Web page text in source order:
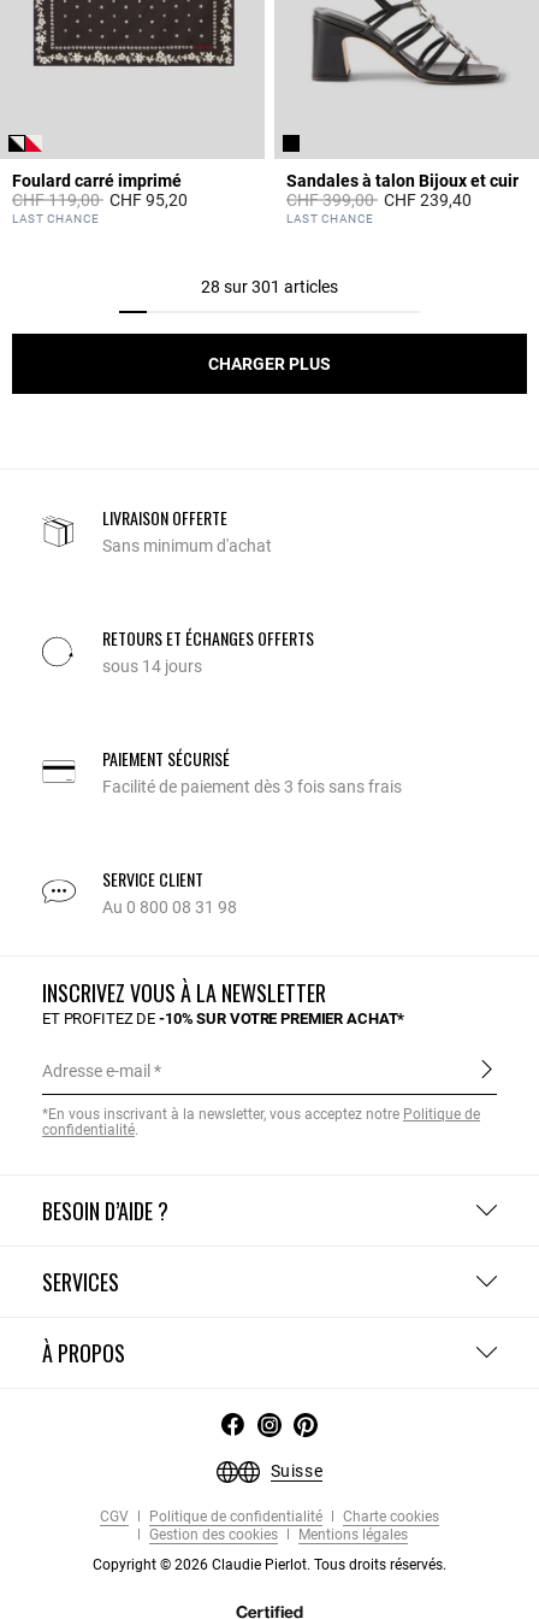
Foulard carré imprimé
Prix réduit à partir de
CHF 119,00àCHF 95,20
3.7 out of 5 Customer Rating
LAST CHANCE
Sandales à talon Bijoux et cuir
Prix réduit à partir de
CHF 399,00àCHF 239,40
3.7 out of 5 Customer Rating
LAST CHANCE
28 sur 301 articles
CHARGER PLUS
LIVRAISON OFFERTE
Sans minimum d'achat
RETOURS ET ÉCHANGES OFFERTS
sous 14 jours
PAIEMENT SÉCURISÉ
Facilité de paiement dès 3 fois sans frais
SERVICE CLIENT
Au 0 800 08 31 98
BESOIN D’AIDE ?
SERVICES
À PROPOS
INSCRIVEZ VOUS À LA NEWSLETTER
ET PROFITEZ DE-10% SUR VOTRE PREMIER ACHAT*
Adresse e-mail
*En vous inscrivant à la newsletter, vous acceptez notre Politique de
confidentialité.
Suisse
CGV Politique de confidentialité
Charte cookies
Gestion des cookies
Mentions légales
Copyright © 2026 Claudie Pierlot. Tous droits réservés.